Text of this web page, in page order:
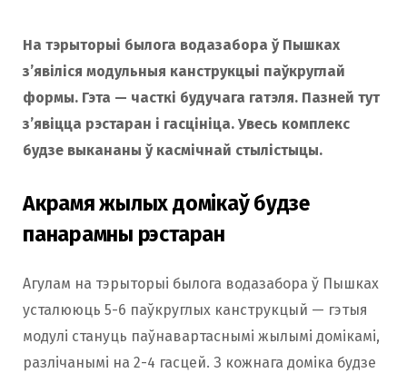
На тэрыторыі былога водазабора ў Пышках
з’явіліся модульныя канструкцыі паўкруглай
формы. Гэта — часткі будучага гатэля. Пазней тут
з’явіцца рэстаран і гасцініца. Увесь комплекс
будзе выкананы ў касмічнай стылістыцы.
Акрамя жылых домікаў будзе
панарамны рэстаран
Агулам на тэрыторыі былога водазабора ў Пышках
усталююць 5-6 паўкруглых канструкцый — гэтыя
модулі стануць паўнавартаснымі жылымі домікамі,
разлічанымі на 2-4 гасцей. З кожнага доміка будзе